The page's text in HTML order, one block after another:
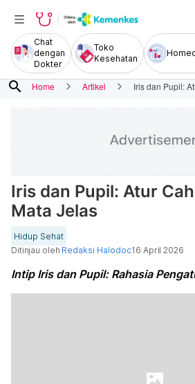
Chat
dengan
Dokter
Toko
Kesehatan
search Home Artikel Iris dan Pupil:
Iris dan Pupil: Atur
Mata Jelas
Hidup Sehat
Ditinjau oleh Redaksi Halodoc16 April 2026
Intip Iris dan Pupil: Rahasia